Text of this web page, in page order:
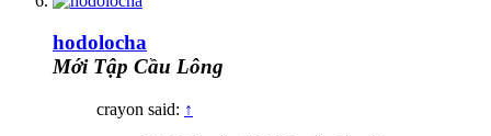
hodolocha
Mới Tập Cầu Lông
crayon said: ↑